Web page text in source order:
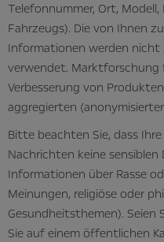
Telefonnummer, Ort,
Fahrzeugs). Die von Ihnen
Informationen werden
verwendet. Marktforschung
Verbesserung von
aggregierten
Bitte beachten Sie, dass
Nachrichten keine
Informationen über Rasse
Meinungen, religiöse oder
Gesundheitsthemen). Seien
Sie auf einem öffentlichen